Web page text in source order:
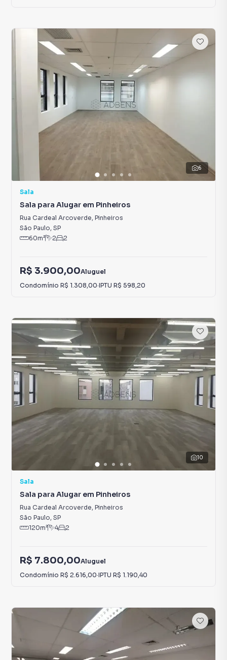
6
Sala
Sala para Alugar em Pinheiros
Rua Cardeal Arcoverde, Pinheiros
São Paulo, SP
60m² 2 2
R$ 3.900,00Aluguel
Condomínio R$ 1.308,00·IPTU R$ 598,20
10
Sala
Sala para Alugar em Pinheiros
Rua Cardeal Arcoverde, Pinheiros
São Paulo, SP
120m² 4 2
R$ 7.800,00Aluguel
Condomínio R$ 2.616,00·IPTU R$ 1.190,40